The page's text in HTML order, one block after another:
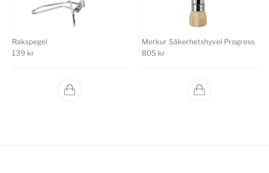
Rakspegel
139 kr
Merkur Säkerhetshyvel Progress
805 kr